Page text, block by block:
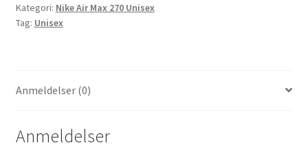
Herrer
&
Sølv-
BQ9240-
001
Kategori: Nike Air Max 270 Unisex
Tag: Unisex
Anmeldelser (0)
Anmeldelser